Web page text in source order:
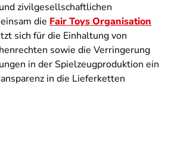
zivilgesellschaftlichen
die Fair Toys Organisation
sich für die Einhaltung von
sowie die Verringerung
in der Spielzeugproduktion ein
in die Lieferketten